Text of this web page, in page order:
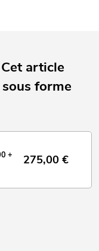
article
forme
+
275,00 €